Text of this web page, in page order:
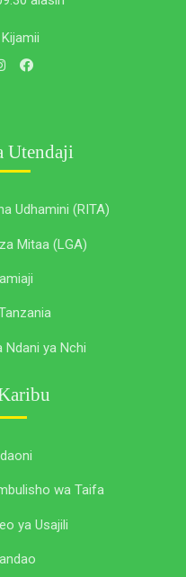
Utendaji
Udhamini (RITA)
Mitaa (LGA)
Ndani ya Nchi
wa Taifa
ya Usajili